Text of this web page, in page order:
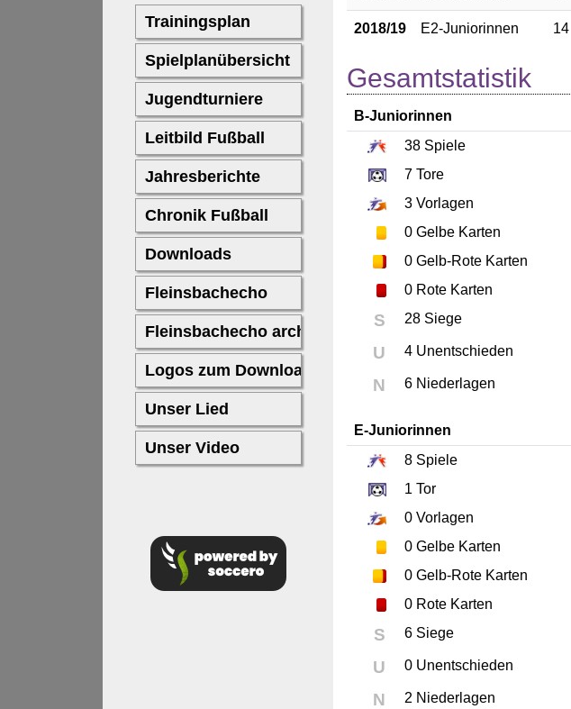
2018/19 E2-Juniorinnen 14
Gesamtstatistik
B-Juniorinnen
38 Spiele
7 Tore
3 Vorlagen
0 Gelbe Karten
0 Gelb-Rote Karten
0 Rote Karten
S 28 Siege
U 4 Unentschieden
N 6 Niederlagen
E-Juniorinnen
8 Spiele
1 Tor
0 Vorlagen
0 Gelbe Karten
0 Gelb-Rote Karten
0 Rote Karten
S 6 Siege
U 0 Unentschieden
N 2 Niederlagen